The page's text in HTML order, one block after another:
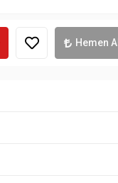
Hemen Al